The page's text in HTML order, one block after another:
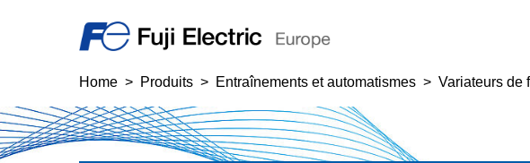
Home Produits Entraînements et automatismes Variateurs de